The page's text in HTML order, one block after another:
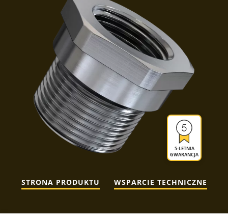
5-LETNIA
GWARANCJA
STRONA PRODUKTU WSPARCIE TECHNICZNE